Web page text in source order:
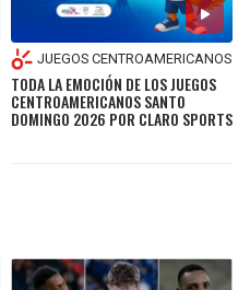
JUEGOS CENTROAMERICANOS
TODA LA EMOCIÓN DE LOS JUEGOS
CENTROAMERICANOS SANTO
DOMINGO 2026 POR CLARO SPORTS